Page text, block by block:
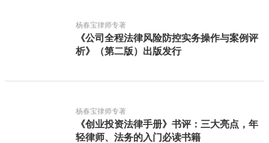
杨春宝律师专著
《公司全程法律风险防控实务操作与案例评
析》（第二版）出版发行
杨春宝律师专著
《创业投资法律手册》书评：三大亮点，年
轻律师、法务的入门必读书籍